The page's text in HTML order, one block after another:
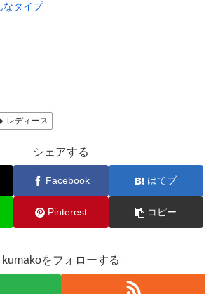
なタイプ
レディース
シェアする
Facebook はてブ
Pinterest コピー
kumakoをフォローする